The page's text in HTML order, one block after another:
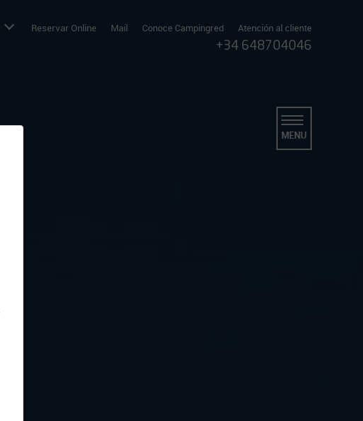
Reservar Online Mail
Conoce Campingred
+34 648704046
Atención al cliente
MENU